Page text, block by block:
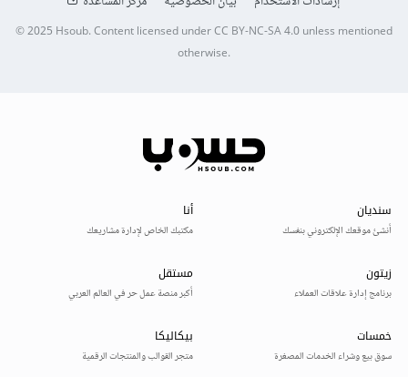
© 2025Hsoub.Content licensed underCC BY-NC-SA 4.0unless mentioned
otherwise.